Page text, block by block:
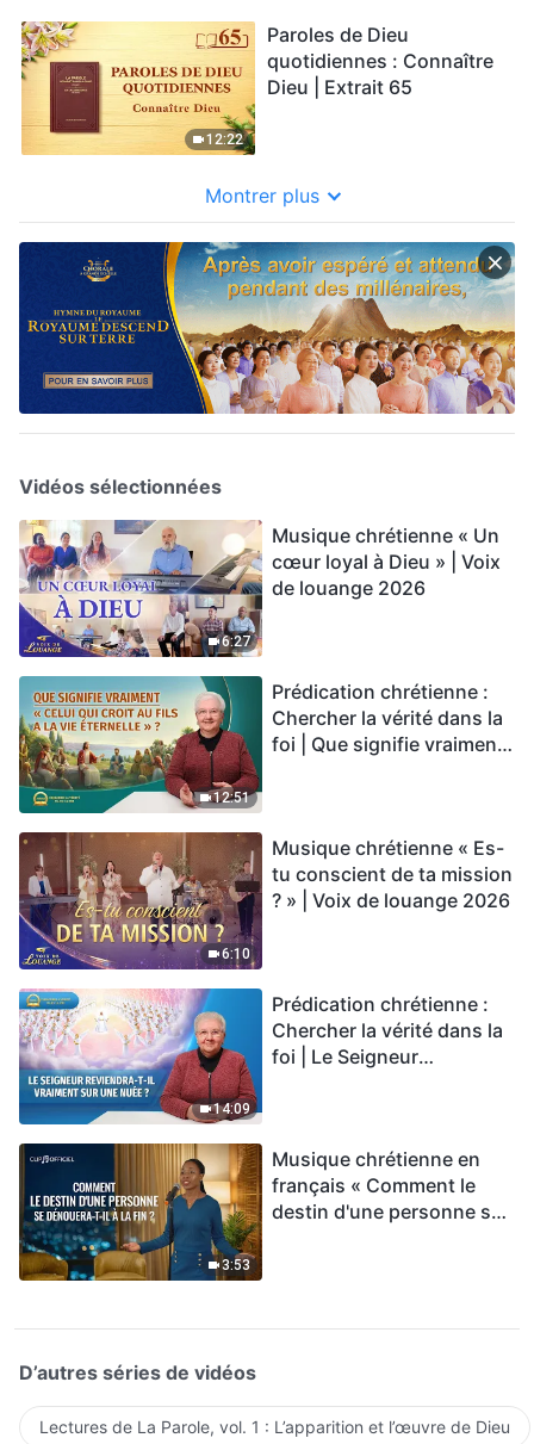
12:22
Paroles de Dieu
quotidiennes : Connaître
Dieu | Extrait 65
Montrer plus
Vidéos sélectionnées
6:27
Musique chrétienne « Un
cœur loyal à Dieu » | Voix
de louange 2026
12:51
Prédication chrétienne :
Chercher la vérité dans la
foi | Que signifie vraiment
6:10
Musique chrétienne « Es-
tu conscient de ta mission
? » | Voix de louange 2026
14:09
Prédication chrétienne :
Chercher la vérité dans la
foi | Le Seigneur
3:53
Musique chrétienne en
français « Comment le
destin d'une personne se
D’autres séries de vidéos
Lectures de La Parole, vol. 1 : L’apparition et l’œuvre de Dieu